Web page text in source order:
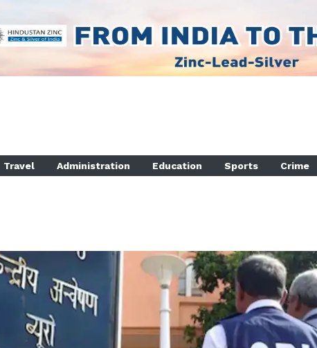
Travel Administration Education Sports Crime